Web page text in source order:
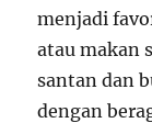
menjadi
atau makan
santan dan
dengan